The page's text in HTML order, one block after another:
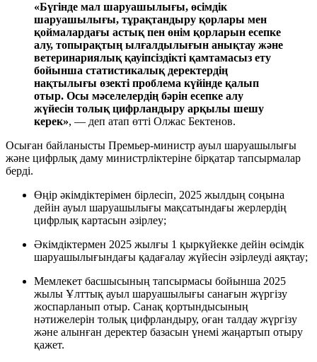
«Бүгінде мал шаруашылығы, өсімдік
шаруашылығы, тұрақтандыру қорлары мен
қоймалардағы астық пен өнім қорларын есепке
алу, топырақтың ылғалдылығын анықтау және
ветеринариялық қауіпсіздікті қамтамасыз ету
бойынша статистикалық деректердің
нақтылығы өзекті проблема күйінде қалып
отыр. Осы мәселелердің бәрін есепке алу
жүйесін толық цифрландыру арқылы шешу
керек», — деп атап өтті Олжас Бектенов.
Осыған байланысты Премьер-министр ауыл шаруашылығы
және цифрлық даму министрліктеріне бірқатар тапсырмалар
берді.
Өңір әкімдіктерімен бірлесіп, 2025 жылдың соңына
дейін ауыл шаруашылығы мақсатындағы жерлердің
цифрлық картасын әзірлеу;
Әкімдіктермен 2025 жылғы 1 қыркүйекке дейін өсімдік
шаруашылығындағы қадағалау жүйесін әзірлеуді аяқтау;
Мемлекет басшысының тапсырмасы бойынша 2025
жылы Ұлттық ауыл шаруашылығы санағын жүргізу
жоспарланып отыр. Санақ қортындысының
нәтижелерін толық цифрландыру, оған талдау жүргізу
және алынған деректер базасын үнемі жаңартып отыру
қажет.